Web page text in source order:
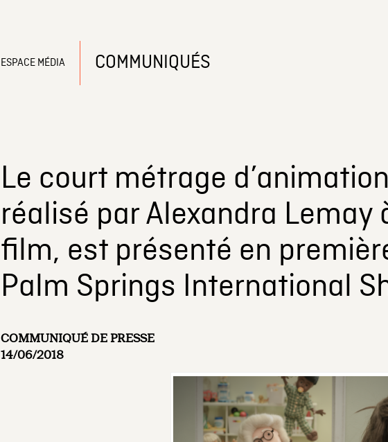
ESPACE MÉDIA COMMUNIQUÉS
Le court métrage
réalisé par Alexandra Lemay
film, est présenté en
Palm Springs International
COMMUNIQUÉ DE PRESSE
14/06/2018